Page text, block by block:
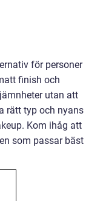
för personer
finish och
utan att
rätt typ och nyans
Kom ihåg att
som passar bäst